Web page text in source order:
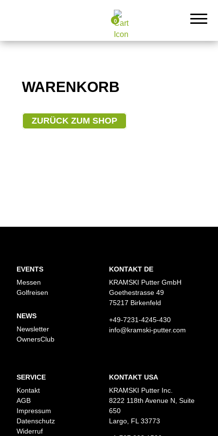
0
WARENKORB
ZURÜCK ZUM SHOP
EVENTS
Messen
Golfreisen
NEWS
Newsletter
OwnersClub
KONTAKT DE
KRAMSKI Putter GmbH
Goethestrasse 49
75217 Birkenfeld
+49-7231-4245-430
info@kramski-putter.com
SERVICE
Kontakt
AGB
Impressum
Datenschutz
Widerruf
KONTAKT USA
KRAMSKI Putter Inc.
8222 118th Avenue N, Suite
650
Largo, FL 33773